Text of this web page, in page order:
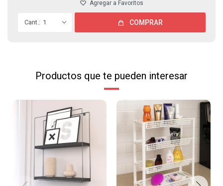
1 COMPRAR
Productos que te pueden interesar